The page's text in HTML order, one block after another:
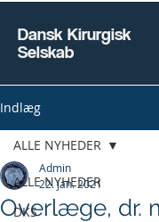
Dansk Kirurgisk
Selskab
Indlæg
ALLE NYHEDER
DKS
ALLE NYHEDER
Overlæge, dr.
Admin
22. jan. 2021